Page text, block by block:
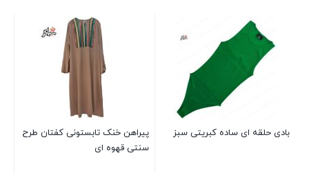
بادی حلقه ای ساده کبریتی سبز
پیراهن خنک تابستونی کفتان طرح
سنتی قهوه ای